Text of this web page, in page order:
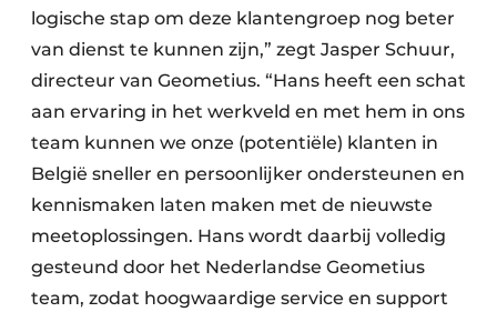
logische stap om deze klantengroep nog beter
van dienst te kunnen zijn,” zegt Jasper Schuur,
directeur van Geometius. “Hans heeft een schat
aan ervaring in het werkveld en met hem in ons
team kunnen we onze (potentiële) klanten in
België sneller en persoonlijker ondersteunen en
kennismaken laten maken met de nieuwste
meetoplossingen. Hans wordt daarbij volledig
gesteund door het Nederlandse Geometius
team, zodat hoogwaardige service en support